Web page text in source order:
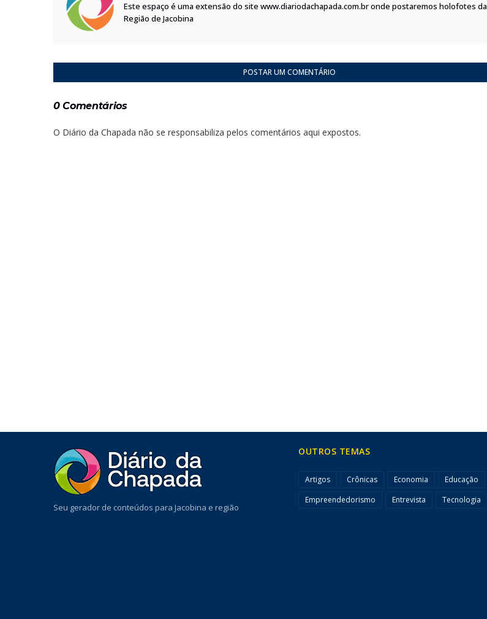
Este espaço é uma extensão do site www.diariodachapada.com.br onde postaremos holofotes da
Região de Jacobina
POSTAR UM COMENTÁRIO
0 Comentários
O Diário da Chapada não se responsabiliza pelos comentários aqui expostos.
Seu gerador de conteúdos para Jacobina e região
OUTROS TEMAS
Artigos Crônicas Economia
Educação
Empreendedorismo
Entrevista Tecnologia